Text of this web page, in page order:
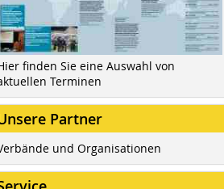
finden Sie eine Auswahl von
Terminen
Partner
und Organisationen